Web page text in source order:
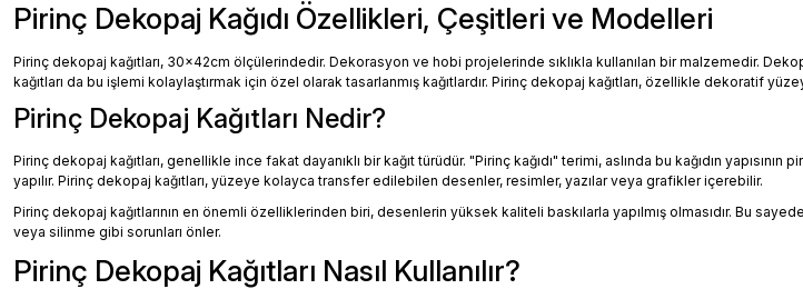
Pirinç Dekopaj Kağıdı Özellikleri, Çeşitleri ve Modelleri
Pirinç dekopaj kağıtları, 30x42cm ölçülerindedir. Dekorasyon ve hobi projelerinde sıklıkla kullanılan bir malzemedir.
kağıtları da bu işlemi kolaylaştırmak için özel olarak tasarlanmış kağıtlardır. Pirinç dekopaj kağıtları, özellikle dekoratif
Pirinç Dekopaj Kağıtları Nedir?
Pirinç dekopaj kağıtları, genellikle ince fakat dayanıklı bir kağıt türüdür. "Pirinç kağıdı" terimi, aslında bu kağıdın
yapılır. Pirinç dekopaj kağıtları, yüzeye kolayca transfer edilebilen desenler, resimler, yazılar veya grafikler içerebilir.
Pirinç dekopaj kağıtlarının en önemli özelliklerinden biri, desenlerin yüksek kaliteli baskılarla yapılmış olmasıdır. Bu
veya silinme gibi sorunları önler.
Pirinç Dekopaj Kağıtları Nasıl Kullanılır?